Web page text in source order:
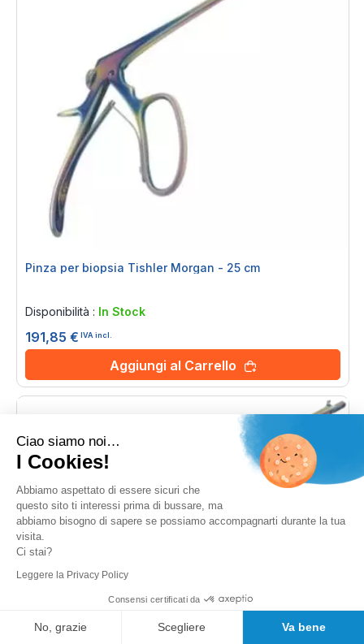
Pinza per biopsia Tishler Morgan - 25 cm
Disponibilità : In Stock
191,85 € IVA incl.
Aggiungi al Carrello
Ciao siamo noi…
I Cookies!
Abbiamo aspettato di essere sicuri che
questo sito ti interessi prima di bussare, ma
abbiamo bisogno di sapere se possiamo accompagnarti durante la tua
visita.
Ci stai?
Leggere la Privacy Policy
Consensi certificati da
No, grazie Scegliere Va bene